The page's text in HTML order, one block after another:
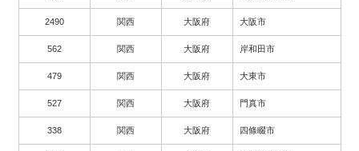
2490 関西 大阪府 大阪市
562 関西 大阪府 岸和田市
479 関西 大阪府 大東市
527 関西 大阪府 門真市
338 関西 大阪府 四條畷市